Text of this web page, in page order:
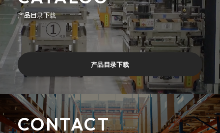
产品目录下载
产品目录下载
CONTACT